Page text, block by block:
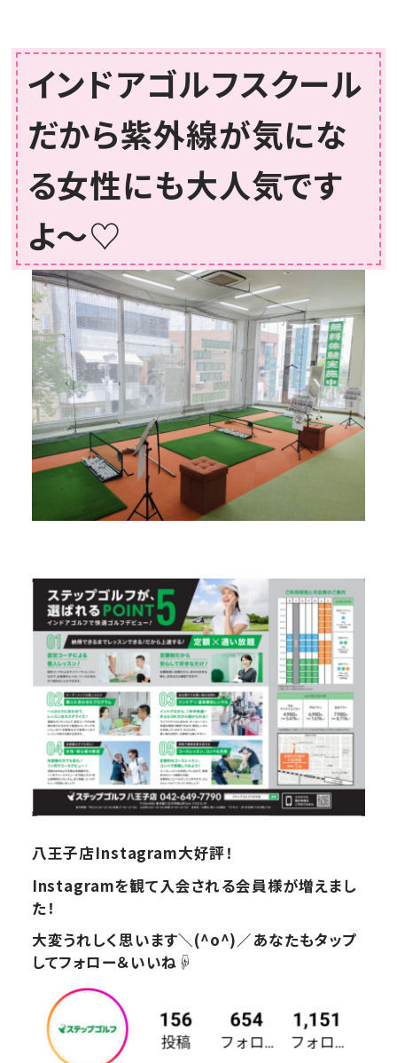
インドアゴルフスクール
だから紫外線が気にな
る女性にも大人気です
よ～♡
八王子店Instagram大好評！
Instagramを観て入会される会員様が増えまし
た！
大変うれしく思います＼(^o^)／あなたもタップ
してフォロー＆いいね☟